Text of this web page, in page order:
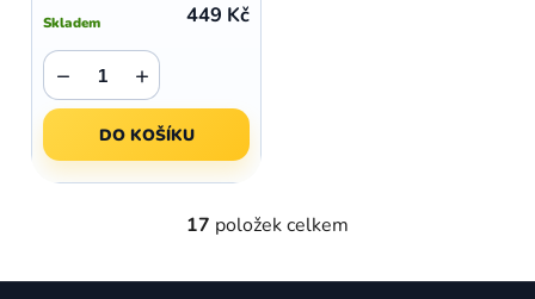
Skladem 449 Kč
+
−
DO KOŠÍKU
O
l
17 položek celkem